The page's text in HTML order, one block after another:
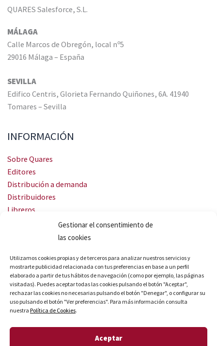
Gestionar el consentimiento de
las cookies
Utilizamos cookies propias y de terceros para analizar nuestros servicios y
mostrarte publicidad relacionada con tus preferencias en base a un perfil
elaborado a partir de tus hábitos de navegación (como por ejemplo, las páginas
visitadas). Puedes aceptar todas las cookies pulsando el botón "Aceptar",
rechazar las cookies no necesarias pulsando el botón "Denegar", o configurar su
uso pulsando el botón "Ver preferencias". Para más información consulta
nuestra Política de Cookies.
Aceptar
QUARES Salesforce, S.L.
MÁLAGA
Calle Marcos de Obregón, local nº5
29016 Málaga – España
SEVILLA
Edifico Centris, Glorieta Fernando Quiñones, 6A. 41940
Tomares – Sevilla
INFORMACIÓN
Sobre Quares
Editores
Distribución a demanda
Distribuidores
Libreros
Servicio Landingweb
Crea tu audiobook
Aviso legal